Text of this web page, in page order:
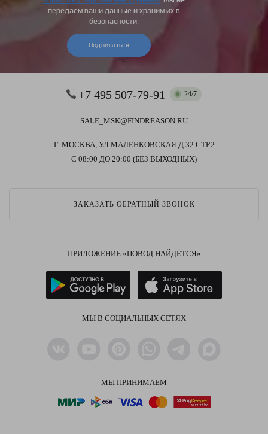
передаем ваши данные и храним их в
безопасности.
Подписаться
+7 495 507-79-91 24/7
SALE_MSK@FINDREASON.RU
Г. МОСКВА, УЛ.МАЛЕНКОВСКАЯ Д.32 СТР.2
С 08:00 ДО 20:00 (БЕЗ ВЫХОДНЫХ)
ЗАКАЗАТЬ ОБРАТНЫЙ ЗВОНОК
ПРИЛОЖЕНИЕ «ПОВОД НАЙДЁТСЯ»
МЫ В СОЦИАЛЬНЫХ СЕТЯХ
МЫ ПРИНИМАЕМ